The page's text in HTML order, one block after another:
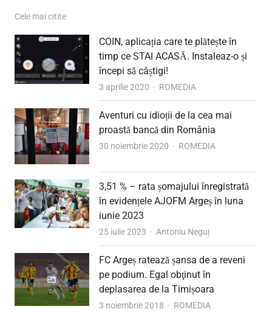
Cele mai citite
COIN, aplicația care te plătește în
timp ce STAI ACASĂ. Instaleaz-o și
începi să câștigi!
3 aprilie 2020 Author
ROMEDIA
Aventuri cu idioții de la cea mai
proastă bancă din România
30 noiembrie 2020 Author
ROMEDIA
3,51 % – rata șomajului înregistrată
în evidențele AJOFM Argeș în luna
iunie 2023
25 iulie 2023 Author
Antoniu Neguț
FC Argeș ratează șansa de a reveni
pe podium. Egal obţinut în
deplasarea de la Timișoara
3 noiembrie 2018 Author
ROMEDIA